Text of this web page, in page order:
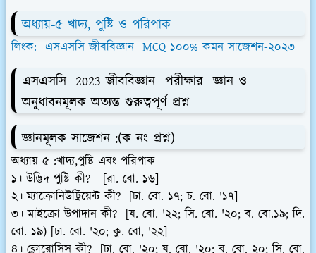
অধ্যায়-৫ খাদ্য, পুষ্টি ও পরিপাক
লিংক: এসএসসি জীববিজ্ঞান MCQ ১০০% কমন সাজেশন-২০২৩
এসএসসি -2023 জীববিজ্ঞান পরীক্ষার জ্ঞান ও
অনুধাবনমূলক অত্যন্ত গুরুত্বপূর্ণ প্রশ্ন
জ্ঞানমূলক সাজেশন :(ক নং প্রশ্ন)
অধ্যায় ৫ :খাদ্য,পুষ্টি এবং পরিপাক
১। উদ্ভিদ পুষ্টি কী? [রা. বো. ১৬]
২। ম্যাক্রোনিউট্রিয়েন্ট কী? [ঢা. বো. ১৭; চ. বো. '১৭]
৩। মাইক্রো উপাদান কী? [য. বো. '২২; সি. বো. '২০; ব. বো.১৯; দি.
বো. ১৯) [ঢা. বো. '২০; কু. বো, '২২]
৪। ক্লোরোসিস কী? [ঢা. বো. '২০; য. বো. '২০; ব. বো. ২০; সি. বো.